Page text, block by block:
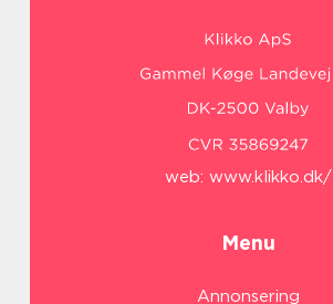
web: www.klikko.dk/
Menu
Annonsering